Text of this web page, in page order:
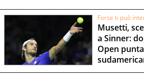
Forse ti può
Musetti,
a Sinner:
Open